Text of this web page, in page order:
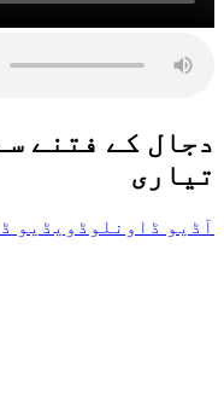
دجال کے فتنے
تیاری
آڈیو ڈاونلوڈ ویڈیو